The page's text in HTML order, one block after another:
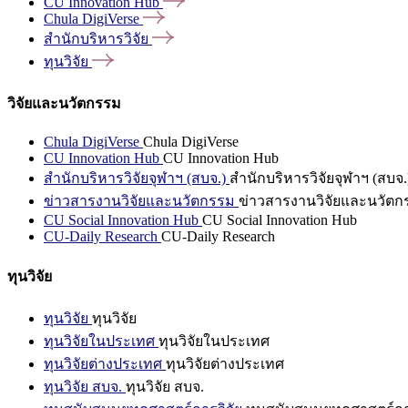
Chula DigiVerse
สำนักบริหารวิจัย
ทุนวิจัย
วิจัยและนวัตกรรม
Chula DigiVerse Chula DigiVerse
CU Innovation Hub CU Innovation Hub
สำนักบริหารวิจัยจุฬาฯ (สบจ.) สำนักบริหารวิจัยจุฬาฯ (สบจ
ข่าวสารงานวิจัยและนวัตกรรม ข่าวสารงานวิจัยและนวัตก
CU Social Innovation Hub CU Social Innovation Hub
CU-Daily Research CU-Daily Research
ทุนวิจัย
ทุนวิจัย ทุนวิจัย
ทุนวิจัยในประเทศ ทุนวิจัยในประเทศ
ทุนวิจัยต่างประเทศ ทุนวิจัยต่างประเทศ
ทุนวิจัย สบจ. ทุนวิจัย สบจ.